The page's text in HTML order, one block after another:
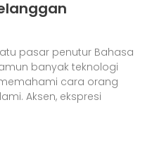
pasar penutur Bahasa
banyak teknologi
cara orang
Aksen, ekspresi